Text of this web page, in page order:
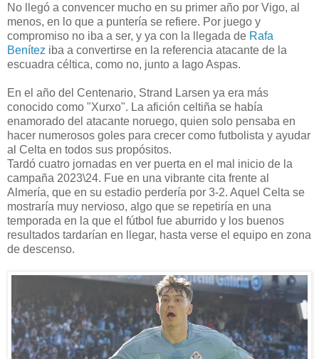
No llegó a convencer mucho en su primer año por Vigo, al
menos, en lo que a puntería se refiere. Por juego y
compromiso no iba a ser, y ya con la llegada de Rafa
Benítez iba a convertirse en la referencia atacante de la
escuadra céltica, como no, junto a Iago Aspas.
En el año del Centenario, Strand Larsen ya era más
conocido como "Xurxo". La afición celtiña se había
enamorado del atacante noruego, quien solo pensaba en
hacer numerosos goles para crecer como futbolista y ayudar
al Celta en todos sus propósitos.
Tardó cuatro jornadas en ver puerta en el mal inicio de la
campaña 2023\24. Fue en una vibrante cita frente al
Almería, que en su estadio perdería por 3-2. Aquel Celta se
mostraría muy nervioso, algo que se repetiría en una
temporada en la que el fútbol fue aburrido y los buenos
resultados tardarían en llegar, hasta verse el equipo en zona
de descenso.